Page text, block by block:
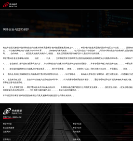
摩登7
网络安全与隐私保护
构筑并全面实施端到端的网络安全与隐私保障体系是摩登7数码的重要发展战略之一。。。。摩登7数码在遵从适用的国家和地区法律法规、、、、国际标准并
续、、可信赖的网络安全与隐私保护保障体系，，，，并积极地与有关政府、、、、客户及行业伙伴加强合作，，共同应对网络安全与隐私保护方面的挑战。
商、、、合作伙伴、、、、雇员及其他相关实体的个人数据，，遵从适用国家的隐私保护及个人数据保护法律法规。。
摩登7数码在各业务领域从政策、、、流程、、、、工具、、、技术和规范等方面构筑并全面实施端到端的全球网络安全与隐私保障体系，，，，
1、、、各业务部门基于业务场景和风险人群，，识别网络安全与隐私保护风险并制定相应管理要求，，并将管理要求融入相关业务流程、、、、IT系统和工具中
2、、、建立端到端网络安全与隐私保护验证体系，，，，例行开展度量、、稽查、、、内部审计活动；同时与第三方合作，，开展测试、、、认证、
3、、面向全员例行开展网络安全与隐私保护意识培训教育与考试，，，，针对管理者、、、高风险人群等进行专项培训；建立问责机制，，对违规行为进行问
4、、在业务流程方面，，，安全保障活动融入全流程业务环节中，，，作为质量管理体系的基本要求，，，通过管理制度和技术规范来确保其
督和改进各项业务流程。。
5、、、在人员管理方面，，摩登7数码全体员工以及合作伙伴、、、外部顾问都必须严格执行公司相关安全政策，，，，接受安全培训，，使
保障政策的员工进行处罚，，，违反相关法律法规的员工，，，，将依法承担法律责任。。
本声明适用于摩登7数码集团股份有限公司及其直接或间接控股子公司和分支机构。。
股票代码：000034.SZ
摩登7控股 摩登7信息
基础架构服务 摩登7云科
山石网科 高科数聚
联系我们 隐私政策